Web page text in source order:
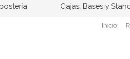
Cajas, Bases y
Inicio